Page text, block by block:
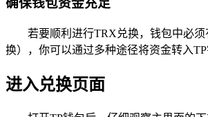
确保钱包资金充足
若要顺利进行TRX兑换，钱包中必
换），你可以通过多种途径将资金转入
进入兑换页面